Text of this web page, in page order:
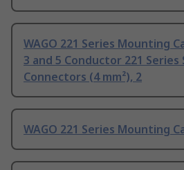
WAGO 221 Series Mounting
3 and 5 Conductor 221 Series
Connectors (4 mm²), 2
WAGO 221 Series Mounting